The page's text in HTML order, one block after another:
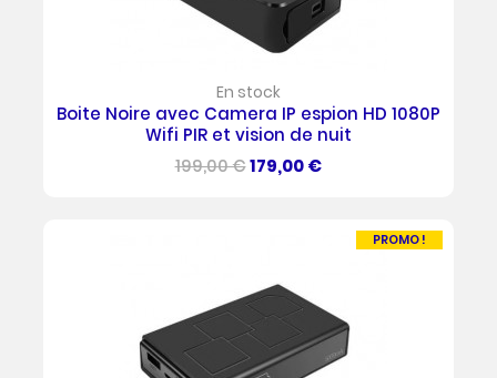
En stock
Boite Noire avec Camera IP espion HD 1080P
Wifi PIR et vision de nuit
Prix
199,00 €Prix
179,00 €
PROMO !